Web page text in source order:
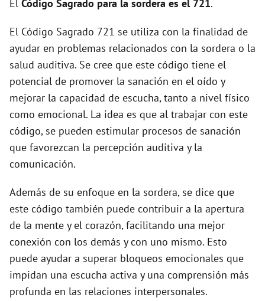
e
o
El Código Sagrado para la sordera es el 721.
El Código Sagrado 721 se utiliza con la finalidad de
ayudar en problemas relacionados con la sordera o la
salud auditiva. Se cree que este código tiene el
potencial de promover la sanación en el oído y
mejorar la capacidad de escucha, tanto a nivel físico
como emocional. La idea es que al trabajar con este
código, se pueden estimular procesos de sanación
que favorezcan la percepción auditiva y la
comunicación.
Además de su enfoque en la sordera, se dice que
este código también puede contribuir a la apertura
de la mente y el corazón, facilitando una mejor
conexión con los demás y con uno mismo. Esto
puede ayudar a superar bloqueos emocionales que
impidan una escucha activa y una comprensión más
profunda en las relaciones interpersonales.